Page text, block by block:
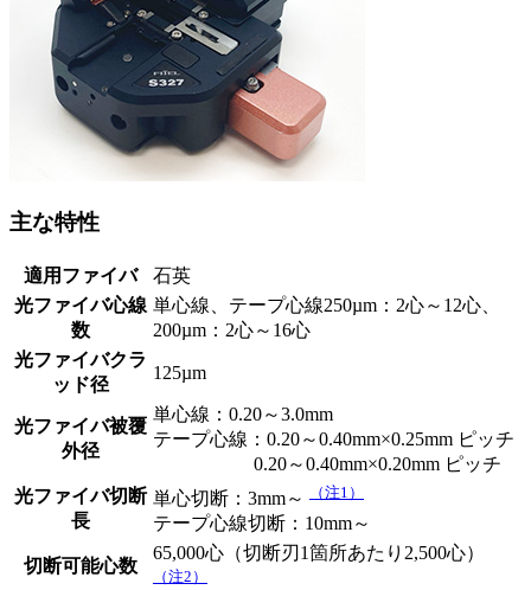
主な特性
適用ファイバ
石英
光ファイバ心線
数
単心線、テープ心線250µm：2心～12心、
200µm：2心～16心
光ファイバクラ
ッド径
125µm
光ファイバ被覆
外径
単心線：0.20～3.0mm
テープ心線：0.20～0.40mm×0.25mm ピッチ
0.20～0.40mm×0.20mm ピッチ
光ファイバ切断
長
単心切断：3mm～ （注1）
テープ心線切断：10mm～
切断可能心数
65,000心（切断刃1箇所あたり2,500心）
（注2）